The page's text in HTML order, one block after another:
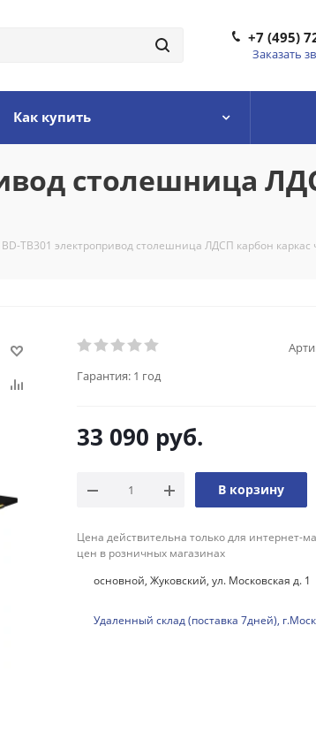
+7 (495)
Заказать
Как купить
столешница
TB301 электропривод столешница ЛДСП карбон
Гарантия: 1 год
33 090 руб.
В корзину
Цена действительна только для интернет-
цен в розничных магазинах
основной, Жуковский, ул. Московская д. 1
Удаленный склад (поставка 7дней),